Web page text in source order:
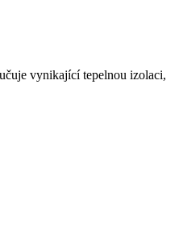
vynikající tepelnou izolaci,